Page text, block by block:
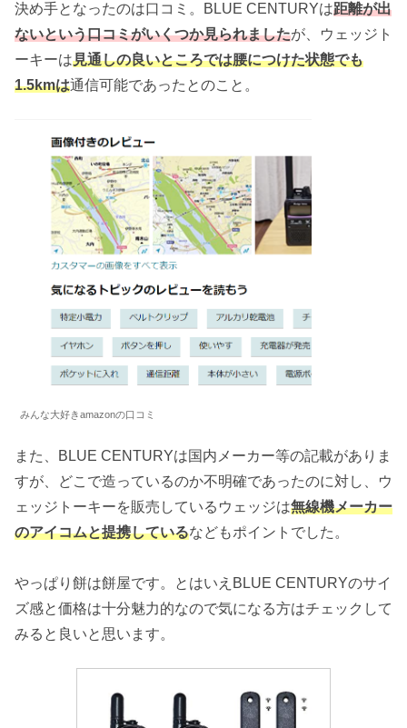
決め手となったのは口コミ。BLUE CENTURYは距離が出
ないという口コミがいくつか見られましたが、ウェッジト
ーキーは見通しの良いところでは腰につけた状態でも
1.5kmは通信可能であったとのこと。
みんな大好きamazonの口コミ
また、BLUE CENTURYは国内メーカー等の記載がありま
すが、どこで造っているのか不明確であったのに対し、ウ
ェッジトーキーを販売しているウェッジは無線機メーカー
のアイコムと提携しているなどもポイントでした。
やっぱり餅は餅屋です。とはいえBLUE CENTURYのサイ
ズ感と価格は十分魅力的なので気になる方はチェックして
みると良いと思います。